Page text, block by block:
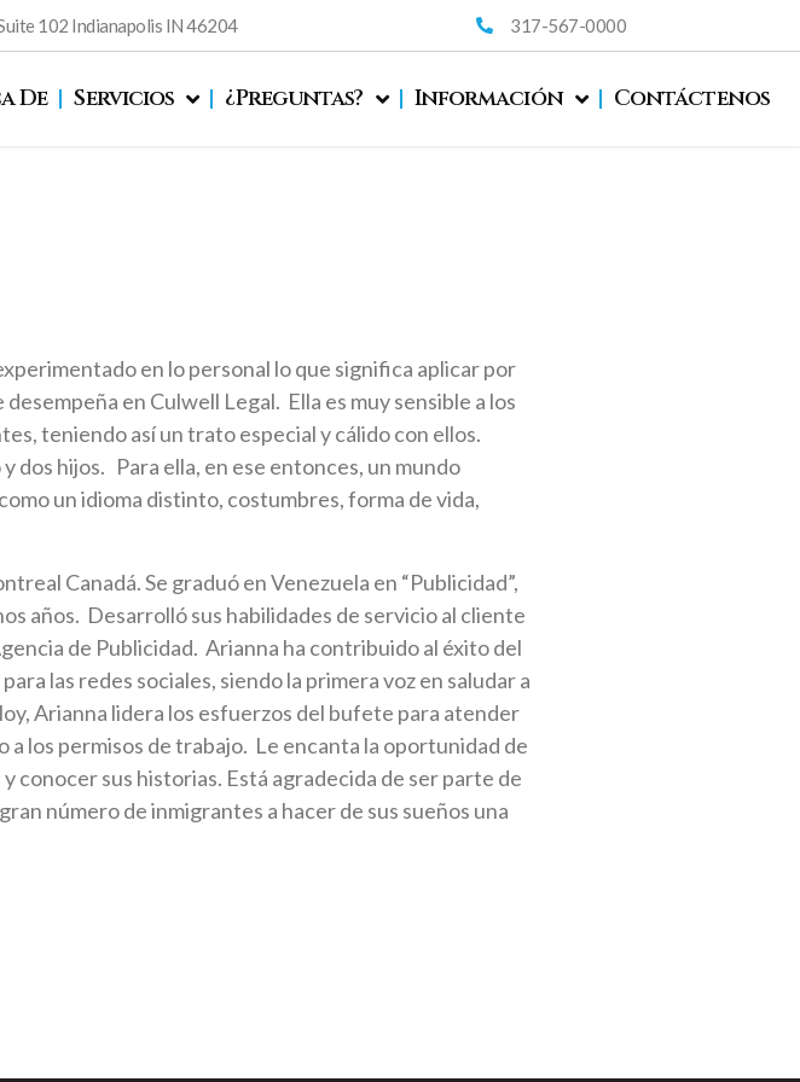
102 Indianapolis IN 46204 317-567-0000
De Servicios ¿Preguntas? Información Contáctenos
en lo personal lo que significa aplicar por
en Culwell Legal. Ella es muy sensible a los
teniendo así un trato especial y cálido con ellos.
dos hijos. Para ella, en ese entonces, un mundo
un idioma distinto, costumbres, forma de vida,
Canadá. Se graduó en Venezuela en “Publicidad”,
años. Desarrolló sus habilidades de servicio al cliente
de Publicidad. Arianna ha contribuido al éxito del
las redes sociales, siendo la primera voz en saludar a
Arianna lidera los esfuerzos del bufete para atender
los permisos de trabajo. Le encanta la oportunidad de
sus historias. Está agradecida de ser parte de
número de inmigrantes a hacer de sus sueños una